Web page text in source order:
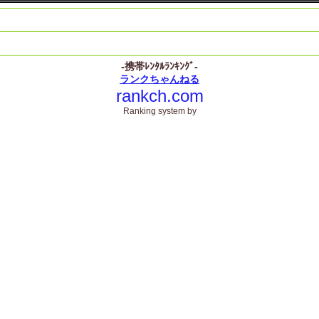
-携帯ﾚﾝﾀﾙﾗﾝｷﾝｸﾞ-
ランクちゃんねる
rankch.com
Ranking system by